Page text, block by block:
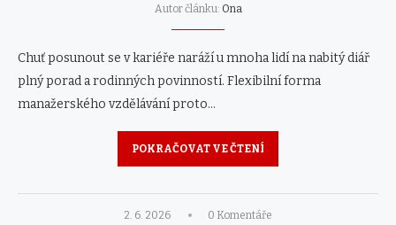
Autor článku: Ona
Chuť posunout se v kariéře naráží u mnoha lidí na nabitý diář
plný porad a rodinných povinností. Flexibilní forma
manažerského vzdělávání proto…
POKRAČOVAT VE ČTENÍ
2. 6. 2026 0 Komentáře